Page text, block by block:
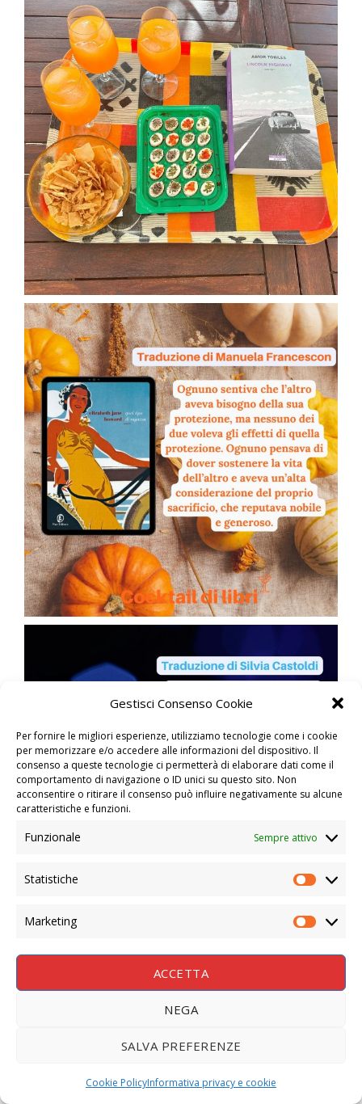
Gestisci Consenso Cookie
Per fornire le migliori esperienze, utilizziamo tecnologie come i cookie
per memorizzare e/o accedere alle informazioni del dispositivo. Il
consenso a queste tecnologie ci permetterà di elaborare dati come il
comportamento di navigazione o ID unici su questo sito. Non
acconsentire o ritirare il consenso può influire negativamente su alcune
caratteristiche e funzioni.
Funzionale Sempre attivo
Statistiche
Marketing
ACCETTA
NEGA
SALVA PREFERENZE
Cookie PolicyInformativa privacy e cookie